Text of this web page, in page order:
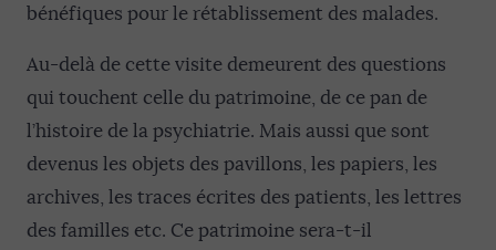
bénéfiques pour le rétablissement des malades.
Au-delà de cette visite demeurent des questions
qui touchent celle du patrimoine, de ce pan de
l’histoire de la psychiatrie. Mais aussi que sont
devenus les objets des pavillons, les papiers, les
archives, les traces écrites des patients, les lettres
des familles etc. Ce patrimoine sera-t-il